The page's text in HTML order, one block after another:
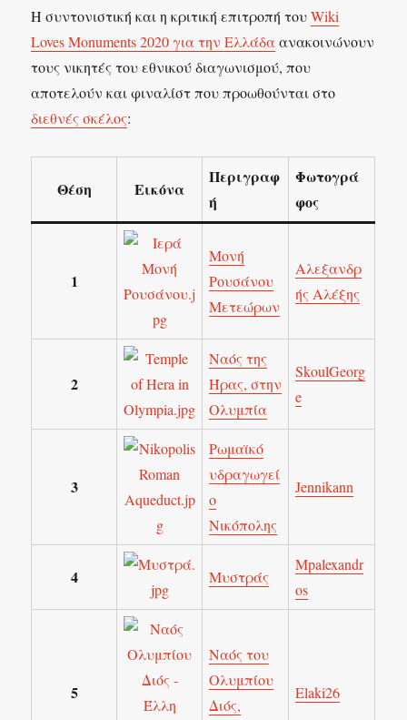
Η συντονιστική και η κριτική επιτροπή τουWiki
Loves Monuments 2020 για την Ελλάδαανακοινώνουν
τους νικητές του εθνικού διαγωνισμού, που
αποτελούν και φιναλίστ που προωθούνται στο
διεθνές σκέλος:
Θέση Εικόνα
Περιγραφ
ή
Φωτογρά
φος
1
Μονή
Ρουσάνου
Μετεώρων
Αλεξανδρ
ής Αλέξης
2
Ναός της
Ήρας, στην
Ολυμπία
SkoulGeorg
e
3
Ρωμαϊκό
υδραγωγεί
ο
Νικόπολης
Jennikann
4 Μυστράς
Mpalexandr
os
5
Ναός του
Ολυμπίου
Διός,
Elaki26